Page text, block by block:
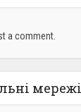
a comment.
мережі